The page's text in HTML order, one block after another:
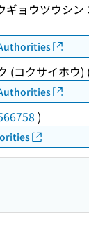
ギョウツウシン
(コクサイホウ)
)